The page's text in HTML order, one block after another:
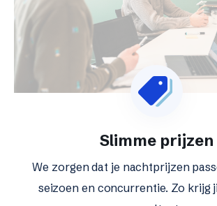
Slimme prijzen
We zorgen dat je nachtprijzen
seizoen en concurrentie. Zo krijg